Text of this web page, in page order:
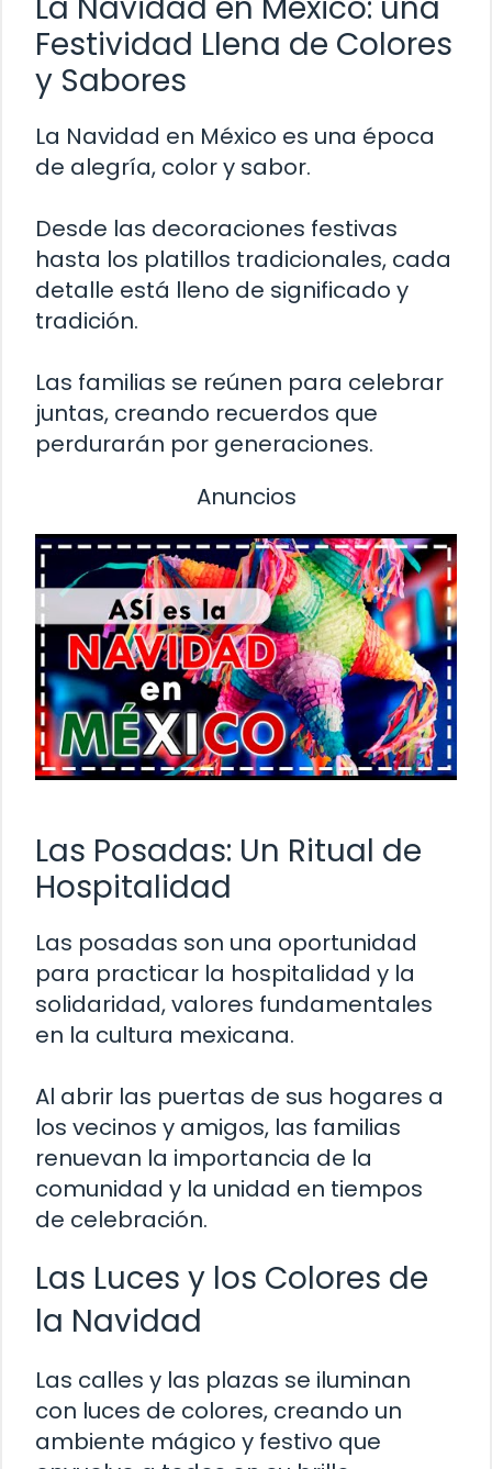
Festividad Llena de Colores
y Sabores
La Navidad en México es una época
de alegría, color y sabor.
Desde las decoraciones festivas
hasta los platillos tradicionales, cada
detalle está lleno de significado y
tradición.
Las familias se reúnen para celebrar
juntas, creando recuerdos que
perdurarán por generaciones.
Anuncios
Las Posadas: Un Ritual de
Hospitalidad
Las posadas son una oportunidad
para practicar la hospitalidad y la
solidaridad, valores fundamentales
en la cultura mexicana.
Al abrir las puertas de sus hogares a
los vecinos y amigos, las familias
renuevan la importancia de la
comunidad y la unidad en tiempos
de celebración.
Las Luces y los Colores de
la Navidad
Las calles y las plazas se iluminan
con luces de colores, creando un
ambiente mágico y festivo que